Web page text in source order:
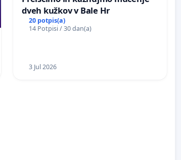
dveh kužkov v Bale Hr
20 potpis(a)
14 Potpisi / 30 dan(a)
3 Jul 2026